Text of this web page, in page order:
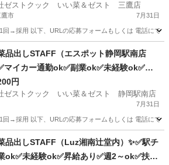
ゼストクック いい菜＆ゼスト 三鷹店
鷹市 7月31日
回→採用 以下、URLの応募フォームもしくは 電話にて
スタッフ
品出しSTAFF（エスポット静岡駅南店
マイカー通勤ok✅副業ok✅未経験ok✅扶
週2～ok
円
ゼストクック いい菜＆ゼスト 静岡駅南店
7月31日
回→採用 以下、URLの応募フォームもしくは 電話にて
スタッフ
品出しSTAFF（Luz湘南辻堂内）✨✅駅チ
ok✅未経験ok✅昇給あり✅週2～ok✅扶養